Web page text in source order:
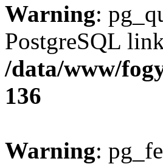
Warning:
PostgreSQL
/data/www/
136
Warning: